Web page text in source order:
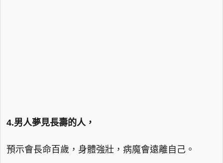
4.男人夢見長壽的人，
預示會長命百歲，身體強壯，病魔會遠離自己。